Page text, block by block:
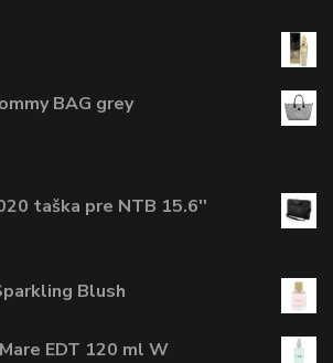
BAG grey
taška pre NTB 15.6''
Blush
EDT 120 ml W